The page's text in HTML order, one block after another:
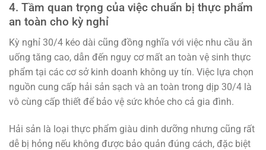
4. Tầm quan trọng của việc chuẩn bị thực phẩm
an toàn cho kỳ nghỉ
Kỳ nghỉ 30/4 kéo dài cũng đồng nghĩa với việc nhu cầu ăn
uống tăng cao, dẫn đến nguy cơ mất an toàn vệ sinh thực
phẩm tại các cơ sở kinh doanh không uy tín. Việc lựa chọn
nguồn cung cấp hải sản sạch và an toàn trong dịp 30/4 là
vô cùng cấp thiết để bảo vệ sức khỏe cho cả gia đình.
Hải sản là loại thực phẩm giàu dinh dưỡng nhưng cũng rất
dễ bị hỏng nếu không được bảo quản đúng cách, đặc biệt